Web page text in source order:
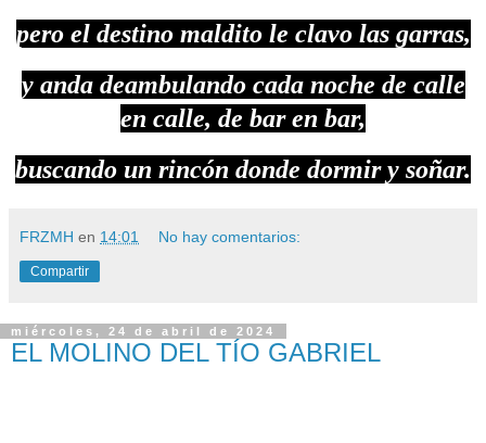
pero el destino maldito le clavo las garras,
y anda deambulando cada noche de calle
en calle, de bar en bar,
buscando un rincón donde dormir y soñar.
FRZMH en 14:01 No hay comentarios:
Compartir
miércoles, 24 de abril de 2024
EL MOLINO DEL TÍO GABRIEL